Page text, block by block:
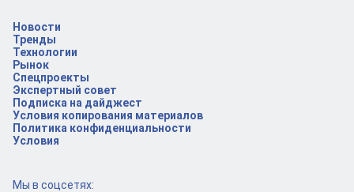
Новости
Тренды
Технологии
Рынок
Спецпроекты
Экспертный совет
Подписка на дайджест
Условия копирования материалов
Политика конфиденциальности
Условия
Мы в соцсетях: